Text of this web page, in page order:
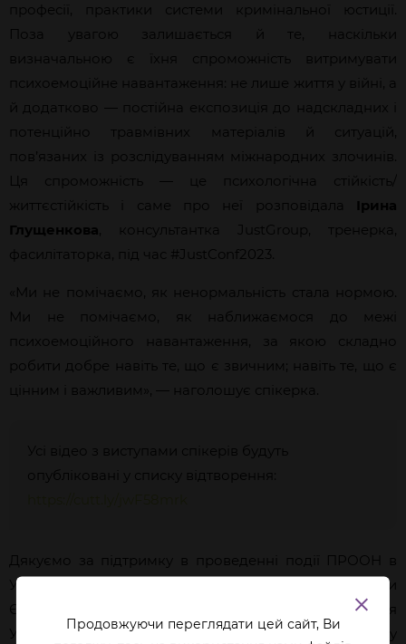
професії, практики системи кримінальної юстиції.
Поза увагою залишається й те, наскільки
визначальною є їхня спроможність витримувати
психоемоційне навантаження: не лише життя у війні, а
й додатково — постійна експозиція до надскладних і
потенційно травмівних матеріалів й ситуацій,
пов’язаних із розслідуванням міжнародних злочинів.
Ця спроможність — це психологічна стійкість/
життєстійкість і саме про неї розповідала
Ірина
Глущенкова , консультантка JustGroup, тренерка,
фасилітаторка, під час #JustConf2023
«Ми не помічаємо, як ненормальність стала нормою.
Ми не помічаємо, як наближаємося до межі
психоемоційного навантаження, за якою складно
робити добре навіть те, що є звичним; навіть те, що є
цінним і важливим», — наголошує спікерка.
Усі відео з виступами спікерів будуть
опубліковані у списку відтворення:
Дякуємо за підтримку в проведенні події ПРООН в
Україні, Антикорупційній ініціативі ЄС, Офісу Ради
Європи в Україні, Програмі підтримки ОБСЄ для
України, Проєкту ЄС «Право-Justice», Офісу
Продовжуючи переглядати цей сайт, Ви